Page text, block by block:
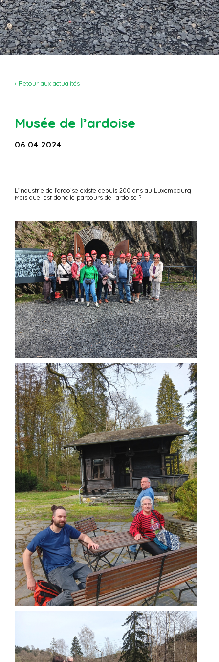
‹ Retour aux actualités
Musée de l’ardoise
06.04.2024
L’industrie de l’ardoise existe depuis 200 ans au Luxembourg.
Mais quel est donc le parcours de l’ardoise ?